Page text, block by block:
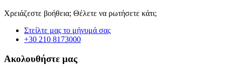
Χρειάζεστε βοήθεια; Θέλετε να ρωτήσετε κάτι;
Στείλτε μας το μήνυμά σας
+30 210 8173000
Ακολουθήστε μας